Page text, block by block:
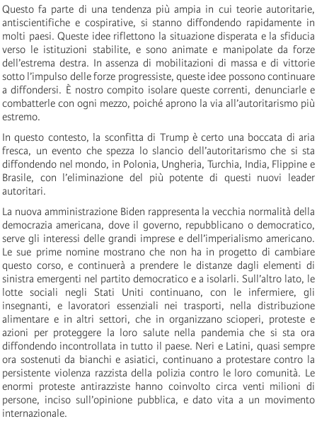
Questo fa parte di una tendenza più ampia in cui teorie autoritarie,
antiscientifiche e cospirative, si stanno diffondendo rapidamente in
molti paesi. Queste idee riflettono la situazione disperata e la sfiducia
verso le istituzioni stabilite, e sono animate e manipolate da forze
dell’estrema destra. In assenza di mobilitazioni di massa e di vittorie
sotto l’impulso delle forze progressiste, queste idee possono continuare
a diffondersi. È nostro compito isolare queste correnti, denunciarle e
combatterle con ogni mezzo, poiché aprono la via all’autoritarismo più
estremo.
In questo contesto, la sconfitta di Trump è certo una boccata di aria
fresca, un evento che spezza lo slancio dell’autoritarismo che si sta
diffondendo nel mondo, in Polonia, Ungheria, Turchia, India, Flippine e
Brasile, con l’eliminazione del più potente di questi nuovi leader
autoritari.
La nuova amministrazione Biden rappresenta la vecchia normalità della
democrazia americana, dove il governo, repubblicano o democratico,
serve gli interessi delle grandi imprese e dell’imperialismo americano.
Le sue prime nomine mostrano che non ha in progetto di cambiare
questo corso, e continuerà a prendere le distanze dagli elementi di
sinistra emergenti nel partito democratico e a isolarli. Sull’altro lato, le
lotte sociali negli Stati Uniti continuano, con le infermiere, gli
insegnanti, e lavoratori essenziali nei trasporti, nella distribuzione
alimentare e in altri settori, che in organizzano scioperi, proteste e
azioni per proteggere la loro salute nella pandemia che si sta ora
diffondendo incontrollata in tutto il paese. Neri e Latini, quasi sempre
ora sostenuti da bianchi e asiatici, continuano a protestare contro la
persistente violenza razzista della polizia contro le loro comunità. Le
enormi proteste antirazziste hanno coinvolto circa venti milioni di
persone, inciso sull’opinione pubblica, e dato vita a un movimento
internazionale.